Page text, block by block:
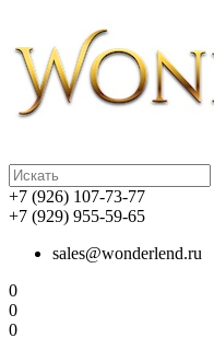
+7 (926) 107-73-77
+7 (929) 955-59-65
sales@wonderlend.ru
0
0
0